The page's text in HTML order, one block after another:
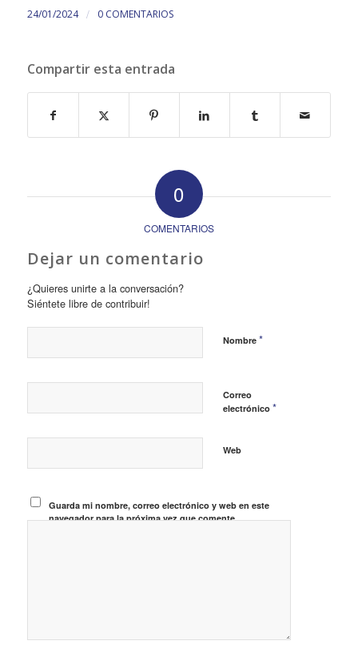
24/01/2024 / 0 COMENTARIOS
Compartir esta entrada
0
COMENTARIOS
Dejar un comentario
¿Quieres unirte a la conversación?
Siéntete libre de contribuir!
Nombre *
Correo
electrónico *
Web
Guarda mi nombre, correo electrónico y web en este
navegador para la próxima vez que comente.